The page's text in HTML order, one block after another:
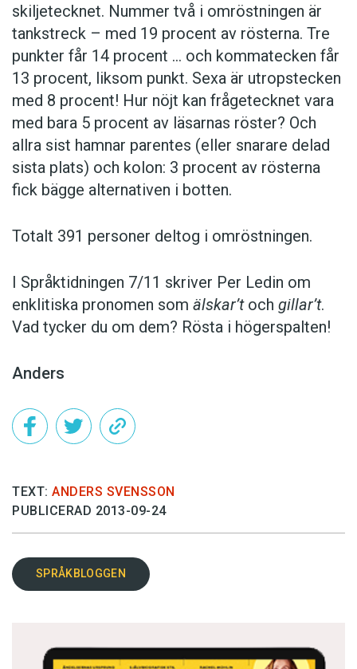
skiljetecknet. Nummer två i omröstningen är
tankstreck – med 19 procent av rösterna. Tre
punkter får 14 procent … och kommatecken får
13 procent, liksom punkt. Sexa är utropstecken
med 8 procent! Hur nöjt kan frågetecknet vara
med bara 5 procent av läsarnas röster? Och
allra sist hamnar parentes (eller snarare delad
sista plats) och kolon: 3 procent av rösterna
fick bägge alternativen i botten.
Totalt 391 personer deltog i omröstningen.
I Språktidningen 7/11 skriver Per Ledin om
enklitiska pronomen som älskar’toch gillar’t.
Vad tycker du om dem? Rösta i högerspalten!
Anders
TEXT: ANDERS SVENSSON
PUBLICERAD 2013-09-24
SPRÅKBLOGGEN